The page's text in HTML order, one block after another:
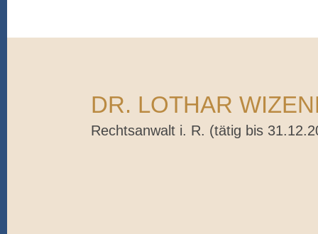
DR. LOTHAR
Rechtsanwalt i. R. (tätig bis